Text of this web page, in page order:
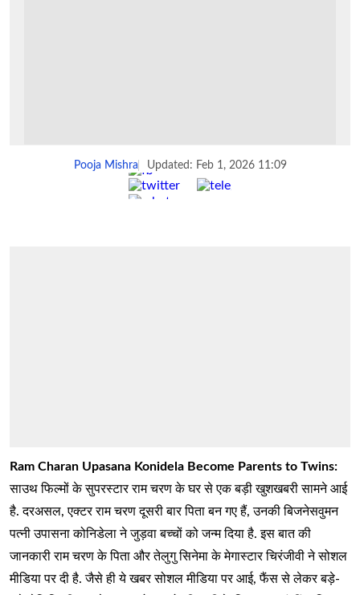
Pooja Mishra Updated: Feb 1, 2026 11:09
Share :
Ram Charan Upasana Konidela Become Parents to Twins:
साउथ फिल्मों के सुपरस्टार राम चरण के घर से एक बड़ी खुशखबरी सामने आई
है. दरअसल, एक्टर राम चरण दूसरी बार पिता बन गए हैं, उनकी बिजनेसवुमन
पत्नी उपासना कोनिडेला ने जुड़वा बच्चों को जन्म दिया है. इस बात की
जानकारी राम चरण के पिता और तेलुगु सिनेमा के मेगास्टार चिरंजीवी ने सोशल
मीडिया पर दी है. जैसे ही ये खबर सोशल मीडिया पर आई, फैंस से लेकर बड़े-